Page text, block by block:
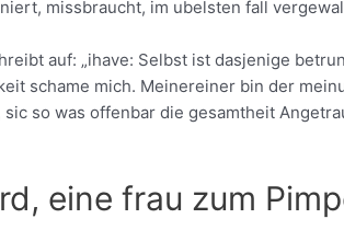
missbraucht, im ubelsten fall
auf: „ihave: Selbst ist dasjenige
schame mich. Meinereiner bin der
so was offenbar die gesamtheit
eine frau zum